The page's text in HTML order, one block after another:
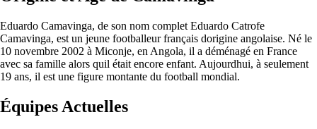
Eduardo Camavinga, de son nom complet Eduardo Catrofe
Camavinga, est un jeune footballeur français dorigine angolaise. Né le
10 novembre 2002 à Miconje, en Angola, il a déménagé en France
avec sa famille alors quil était encore enfant. Aujourdhui, à seulement
19 ans, il est une figure montante du football mondial.
Équipes Actuelles